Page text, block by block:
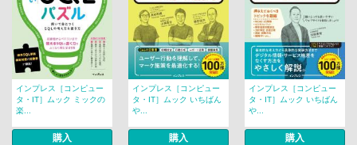
インプレス［コンピュー
タ・IT］ムック ミックの
楽...
購入
インプレス［コンピュー
タ・IT］ムック いちばん
や...
購入
インプレス［コンピュー
タ・IT］ムック いちばん
や...
購入